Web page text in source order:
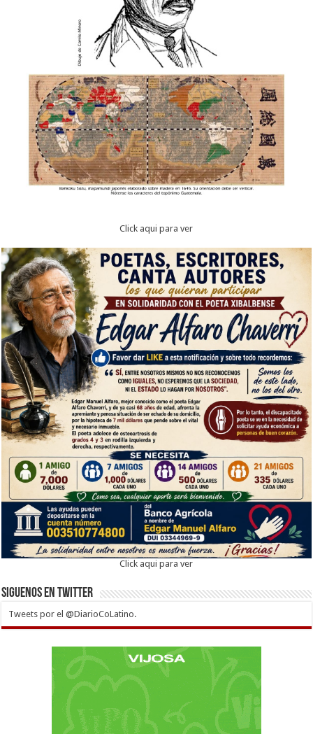
Click aqui para ver
Click aqui para ver
Siguenos en twitter
Tweets por el @DiarioCoLatino.